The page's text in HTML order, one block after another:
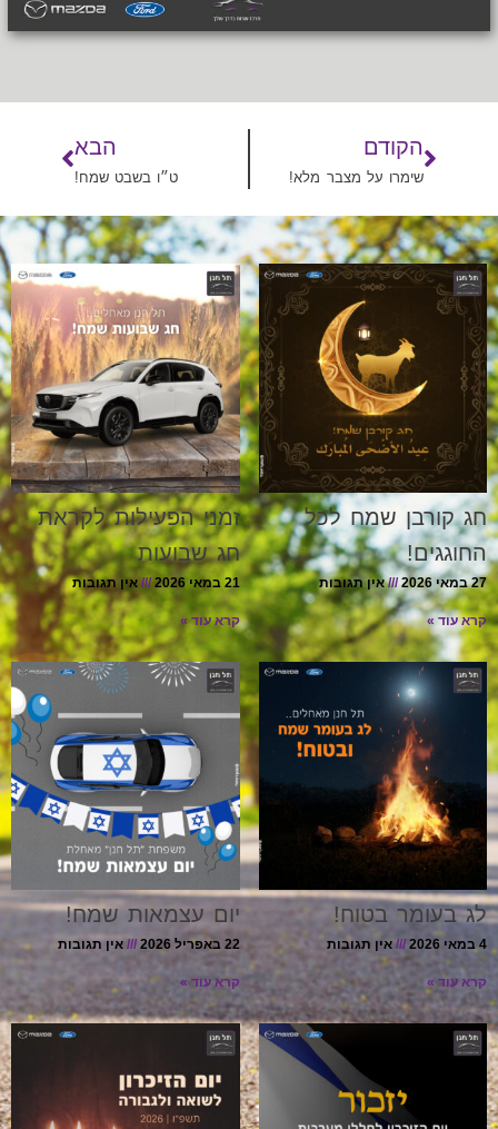
הקודם
שימרו על מצבר מלא!
הבא
ט״ו בשבט שמח!
חג קורבן שמח לכל
החוגגים!
27 במאי 2026 אין תגובות
קרא עוד »
זמני הפעילות לקראת
חג שבועות
21 במאי 2026 אין תגובות
קרא עוד »
לג בעומר בטוח!
4 במאי 2026 אין תגובות
קרא עוד »
יום עצמאות שמח!
22 באפריל 2026 אין תגובות
קרא עוד »